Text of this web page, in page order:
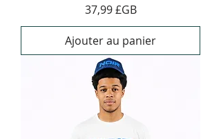
Prix
37,99 £GB
Ajouter au panier